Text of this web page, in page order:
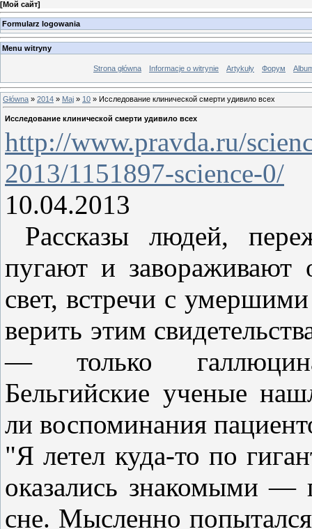
[Мой сайт]
Formularz logowania
Menu witryny
Strona główna Informacje o witrynie Artykuły Форум
Główna » 2014 » Maj » 10 » Исследование клинической смерти удивило всех
Исследование клинической смерти удивило всех
http://www.pravda.ru/
2013/1151897-science-0/
10.04.2013
Рассказы людей,
пугают и завораживают
свет, встречи с
верить этим
— только
Бельгийские ученые
ли воспоминания
"Я летел куда-то по
оказались знакомыми —
сне. Мысленно